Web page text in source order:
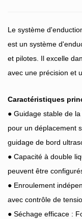
Le système
est un système
et pilotes. Il excelle
avec une précision et
Caractéristiques
● Guidage stable de
pour un déplacement
guidage de bord
● Capacité à double
peuvent être
● Enroulement
avec contrôle de
● Séchage efficace :